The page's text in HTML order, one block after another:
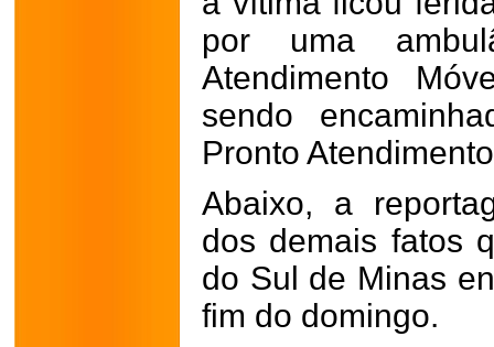
por uma
Atendimento
sendo
Pronto
Abaixo, a
dos demais fatos
do Sul de Minas
fim do domingo.